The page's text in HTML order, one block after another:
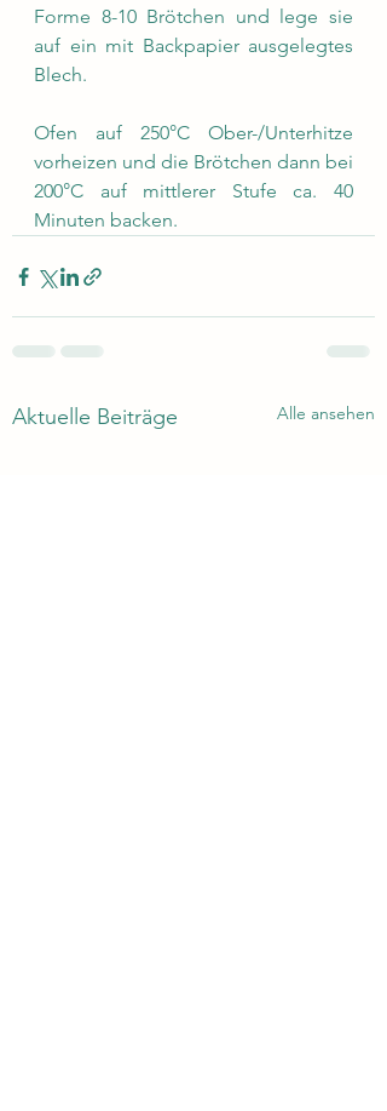
Forme 8-10 Brötchen und lege sie
auf ein mit Backpapier ausgelegtes
Blech.
Ofen auf 250°C Ober-/Unterhitze
vorheizen und die Brötchen dann bei
200°C auf mittlerer Stufe ca. 40
Minuten backen.
Aktuelle Beiträge Alle ansehen